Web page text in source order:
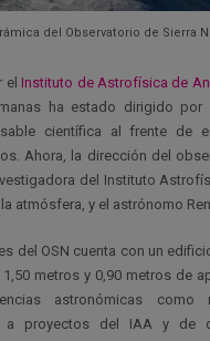
del Observatorio de Sierra
el Instituto de Astrofísica de
ha estado dirigido por
científica al frente de
Ahora, la dirección del
del Instituto
atmósfera, y el astrónomo
del OSN cuenta con un
metros y 0,90 metros de
astronómicas como
a proyectos del IAA y de